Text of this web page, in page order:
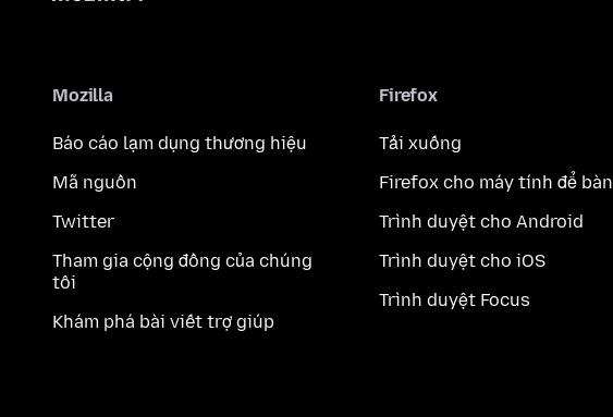
Mozilla
Báo cáo lạm dụng thương hiệu
Mã nguồn
Twitter
Tham gia cộng đồng của chúng
tôi
Khám phá bài viết trợ giúp
Firefox
Tải xuống
Firefox cho máy tính để bàn
Trình duyệt cho Android
Trình duyệt cho iOS
Trình duyệt Focus